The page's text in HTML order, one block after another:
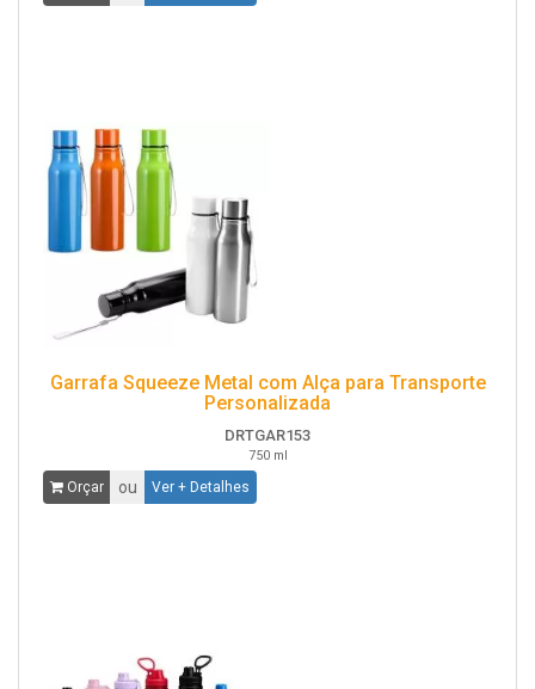
Garrafa Squeeze Metal com Alça para Transporte
Personalizada
DRTGAR153
750 ml
Orçar ou Ver + Detalhes